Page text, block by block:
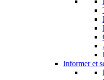
Informer et